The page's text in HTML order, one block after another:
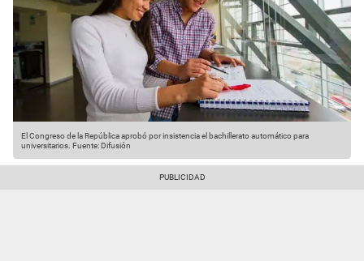
El Congreso de la República aprobó por insistencia el bachillerato automático para
universitarios. Fuente: Difusión